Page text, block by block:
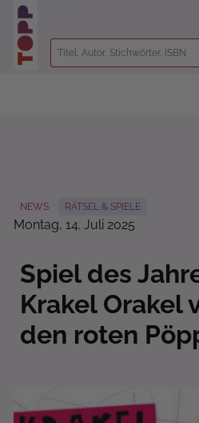
springen
NEWS RÄTSEL & SPIELE
Montag, 14. Juli 2025
Spiel des
Krakel Orakel
den roten